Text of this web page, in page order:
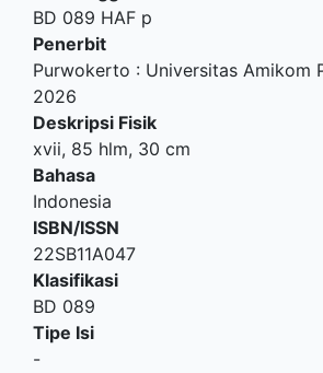
BD 089 HAF p
Penerbit
Purwokerto : Universitas Amikom
2026
Deskripsi Fisik
xvii, 85 hlm, 30 cm
Bahasa
Indonesia
ISBN/ISSN
22SB11A047
Klasifikasi
BD 089
Tipe Isi
-